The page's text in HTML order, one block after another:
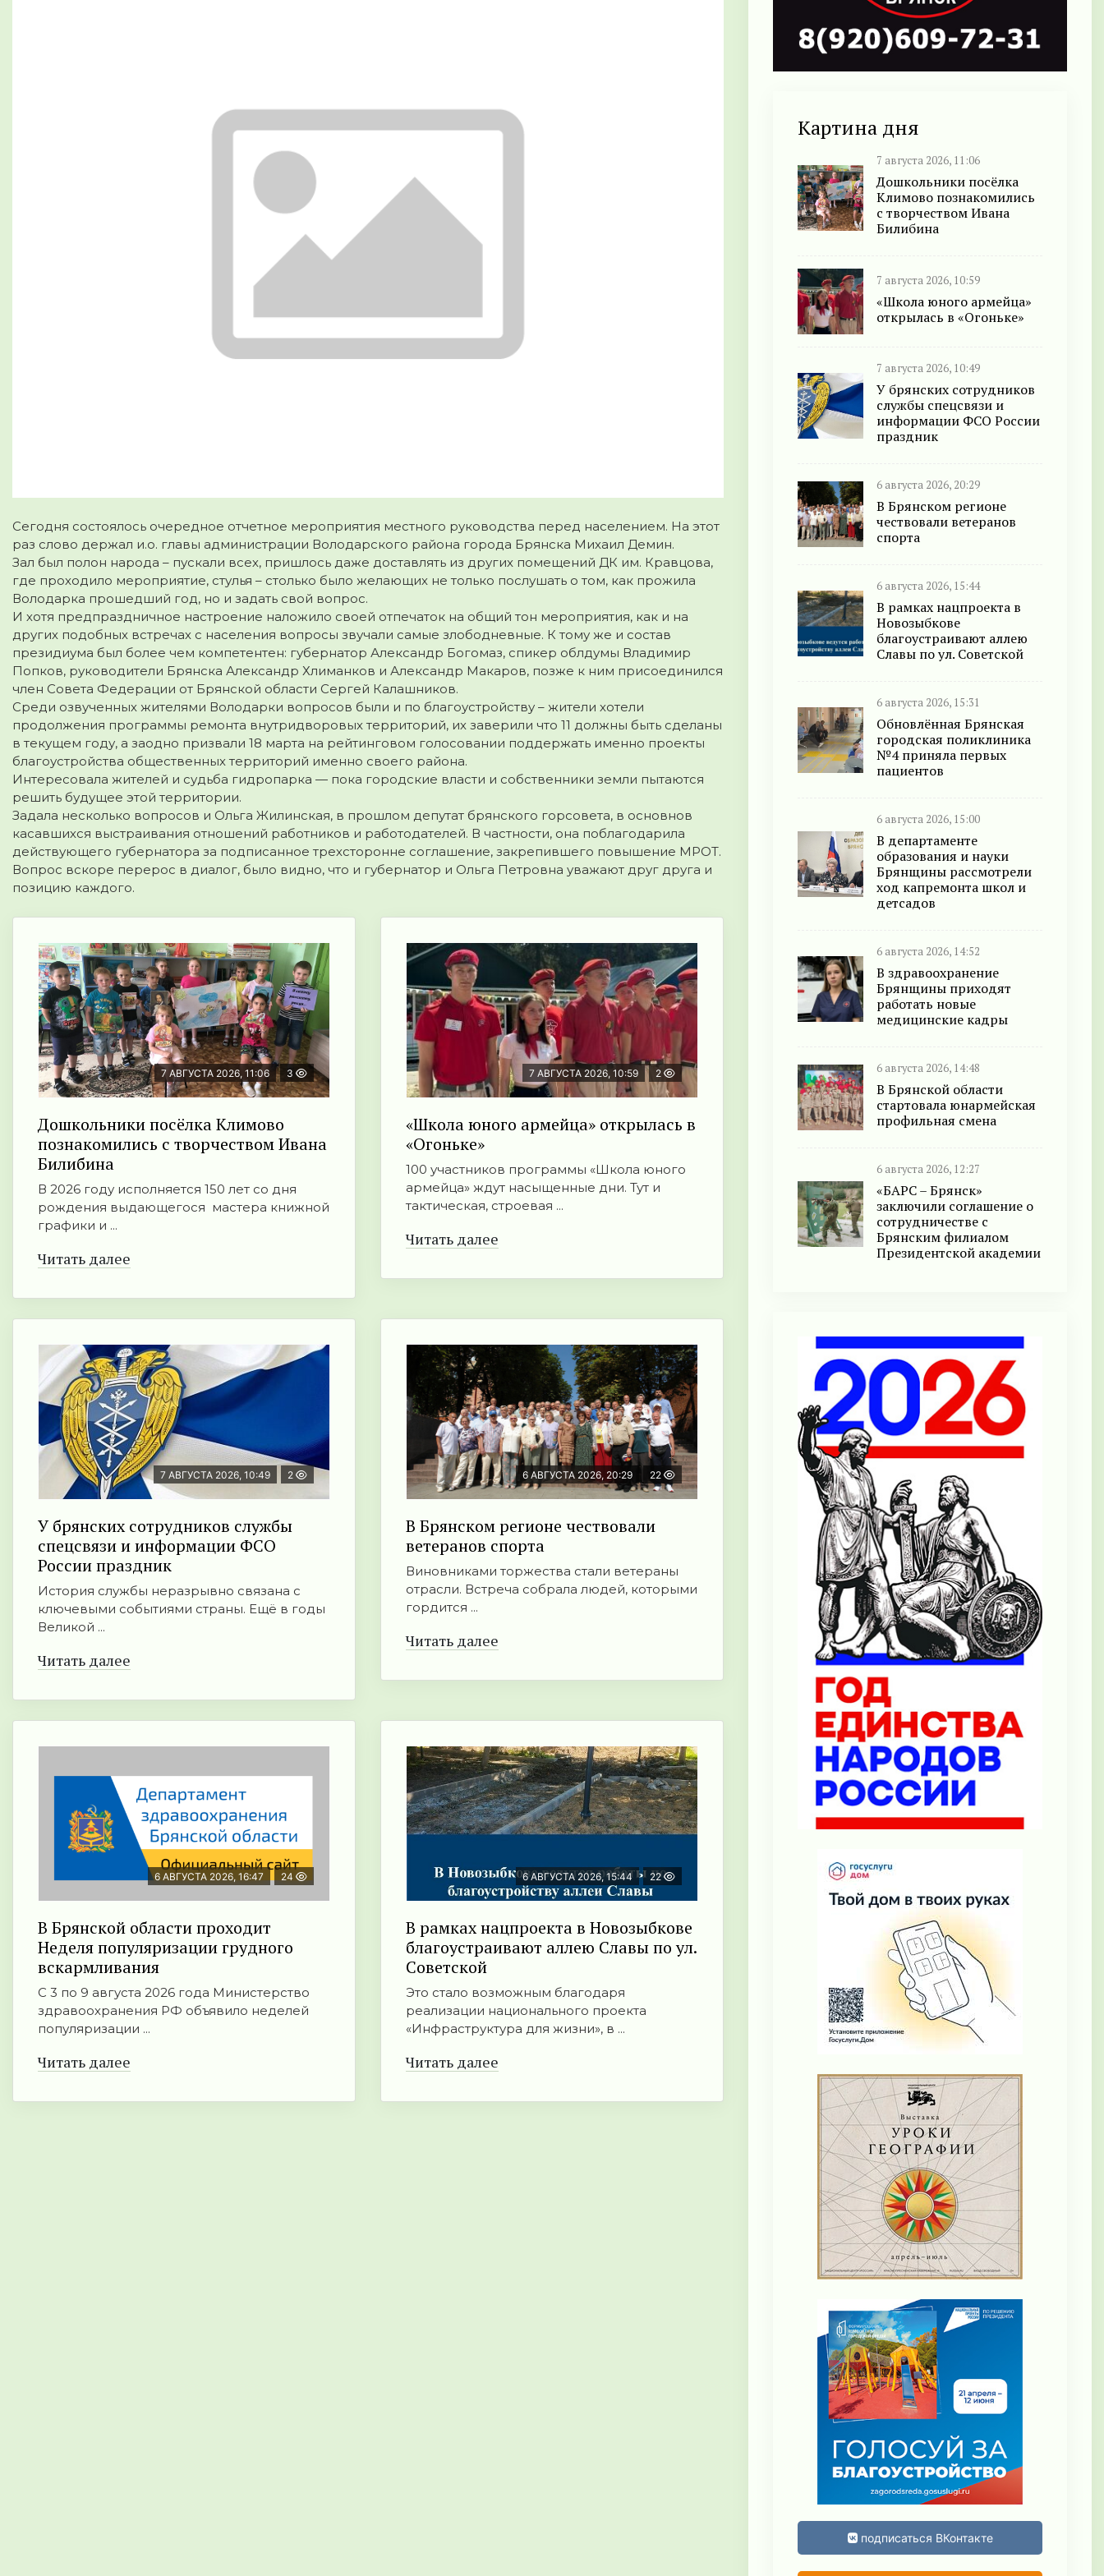
Сегодня состоялось очередное отчетное мероприятия местного руководства перед населением. На этот
раз слово держал и.о. главы администрации Володарского района города Брянска Михаил Демин.
Зал был полон народа – пускали всех, пришлось даже доставлять из других помещений ДК им. Кравцова,
где проходило мероприятие, стулья – столько было желающих не только послушать о том, как прожила
Володарка прошедший год, но и задать свой вопрос.
И хотя предпраздничное настроение наложило своей отпечаток на общий тон мероприятия, как и на
других подобных встречах с населения вопросы звучали самые злободневные. К тому же и состав
президиума был более чем компетентен: губернатор Александр Богомаз, спикер облдумы Владимир
Попков, руководители Брянска Александр Хлиманков и Александр Макаров, позже к ним присоединился
член Совета Федерации от Брянской области Сергей Калашников.
Среди озвученных жителями Володарки вопросов были и по благоустройству – жители хотели
продолжения программы ремонта внутридворовых территорий, их заверили что 11 должны быть сделаны
в текущем году, а заодно призвали 18 марта на рейтинговом голосовании поддержать именно проекты
благоустройства общественных территорий именно своего района.
Интересовала жителей и судьба гидропарка — пока городские власти и собственники земли пытаются
решить будущее этой территории.
Задала несколько вопросов и Ольга Жилинская, в прошлом депутат брянского горсовета, в основнов
касавшихся выстраивания отношений работников и работодателей. В частности, она поблагодарила
действующего губернатора за подписанное трехсторонне соглашение, закрепившего повышение МРОТ.
Вопрос вскоре перерос в диалог, было видно, что и губернатор и Ольга Петровна уважают друг друга и
позицию каждого.
7 АВГУСТА 2026, 11:06 3
Дошкольники посёлка Климово
познакомились с творчеством Ивана
Билибина
В 2026 году исполняется 150 лет со дня
рождения выдающегося мастера книжной
графики и ...
Читать далее
7 АВГУСТА 2026, 10:59 2
«Школа юного армейца» открылась в
«Огоньке»
100 участников программы «Школа юного
армейца» ждут насыщенные дни. Тут и
тактическая, строевая ...
Читать далее
7 АВГУСТА 2026, 10:49 2
У брянских сотрудников службы
спецсвязи и информации ФСО
России праздник
История службы неразрывно связана с
ключевыми событиями страны. Ещё в годы
Великой ...
Читать далее
6 АВГУСТА 2026, 20:29 22
В Брянском регионе чествовали
ветеранов спорта
Виновниками торжества стали ветераны
отрасли. Встреча собрала людей, которыми
гордится ...
Читать далее
6 АВГУСТА 2026, 16:47 24
В Брянской области проходит
Неделя популяризации грудного
вскармливания
С 3 по 9 августа 2026 года Министерство
здравоохранения РФ объявило неделей
популяризации ...
Читать далее
6 АВГУСТА 2026, 15:44 22
В рамках нацпроекта в Новозыбкове
благоустраивают аллею Славы по ул.
Советской
Это стало возможным благодаря
реализации национального проекта
«Инфраструктура для жизни», в ...
Читать далее
Картина дня
7 августа 2026, 11:06
Дошкольники посёлка
Климово познакомились
с творчеством Ивана
Билибина
7 августа 2026, 10:59
«Школа юного армейца»
открылась в «Огоньке»
7 августа 2026, 10:49
У брянских сотрудников
службы спецсвязи и
информации ФСО России
праздник
6 августа 2026, 20:29
В Брянском регионе
чествовали ветеранов
спорта
6 августа 2026, 15:44
В рамках нацпроекта в
Новозыбкове
благоустраивают аллею
Славы по ул. Советской
6 августа 2026, 15:31
Обновлённая Брянская
городская поликлиника
№4 приняла первых
пациентов
6 августа 2026, 15:00
В департаменте
образования и науки
Брянщины рассмотрели
ход капремонта школ и
детсадов
6 августа 2026, 14:52
В здравоохранение
Брянщины приходят
работать новые
медицинские кадры
6 августа 2026, 14:48
В Брянской области
стартовала юнармейская
профильная смена
6 августа 2026, 12:27
«БАРС – Брянск»
заключили соглашение о
сотрудничестве с
Брянским филиалом
Президентской академии
подписаться ВКонтакте